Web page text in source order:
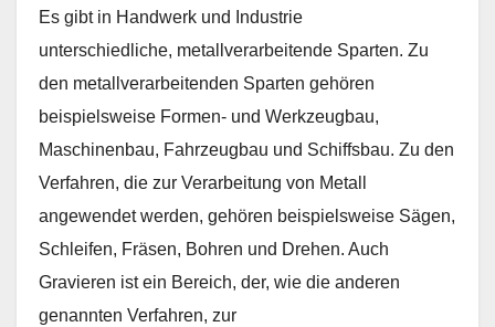
Es gibt in Handwerk und Industrie
unterschiedliche, metallverarbeitende Sparten. Zu
den metallverarbeitenden Sparten gehören
beispielsweise Formen- und Werkzeugbau,
Maschinenbau, Fahrzeugbau und Schiffsbau. Zu den
Verfahren, die zur Verarbeitung von Metall
angewendet werden, gehören beispielsweise Sägen,
Schleifen, Fräsen, Bohren und Drehen. Auch
Gravieren ist ein Bereich, der, wie die anderen
genannten Verfahren, zur